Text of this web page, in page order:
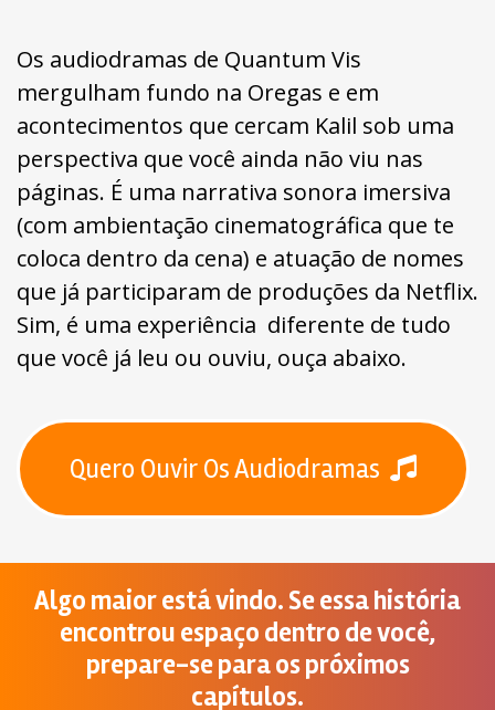
Os audiodramas de Quantum Vis
mergulham fundo na Oregas e em
acontecimentos que cercam Kalil sob uma
perspectiva que você ainda não viu nas
páginas. É uma narrativa sonora imersiva
(com ambientação cinematográfica que te
coloca dentro da cena) e atuação de nomes
que já participaram de produções da Netflix.
Sim, é uma experiência diferente de tudo
que você já leu ou ouviu, ouça abaixo.
Quero Ouvir Os Audiodramas
Algo maior está vindo. Se essa história
encontrou espaço dentro de você,
prepare-se para os próximos
capítulos.